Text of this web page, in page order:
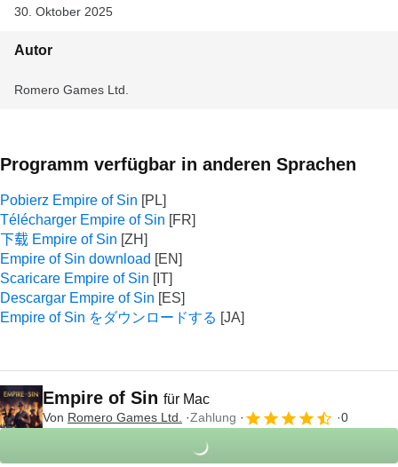
30. Oktober 2025
Autor
Romero Games Ltd.
Programm verfügbar in anderen Sprachen
Pobierz Empire of Sin
Télécharger Empire of Sin
下载 Empire of Sin
Empire of Sin download
Scaricare Empire of Sin
Descargar Empire of Sin
Empire of Sin をダウンロードする
Empire of Sin für Mac
Von Romero Games Ltd. Zahlung 0